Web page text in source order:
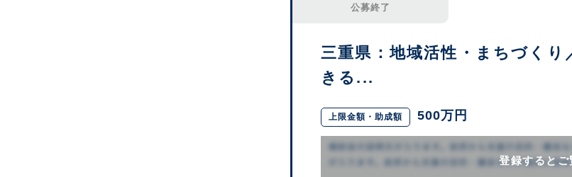
公募終了
三重県：地域活性・まちづく
きる...
上限金額・助成額 500万円
登録すると